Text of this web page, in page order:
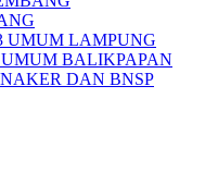
UMUM LAMPUNG
BALIKPAPAN
DAN BNSP